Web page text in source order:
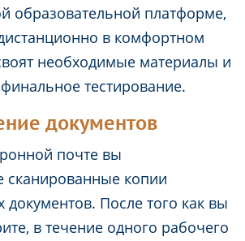
образовательной платформе,
в комфортном
необходимые материалы и
тестирование.
документов
почте вы
сканированные копии
документов. После того как вы
в течение одного рабочего